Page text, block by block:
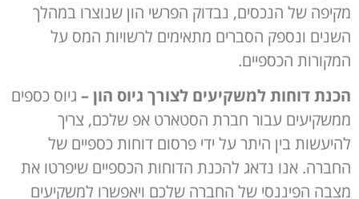
מקיפה של הנכסים, נבדוק הפרשי הון שנוצרו במהלך
השנים ונספק הסברים מתאימים לרשויות המס על
המקורות הכספיים.
הכנת דוחות למשקיעים לצורך גיוס הון – גיוס כספים
ממשקיעים עבור חברת הסטארט אפ שלכם, צריך
להיעשות בין היתר על ידי פרסום דוחות כספיים של
החברה. אנו נדאג להכנת הדוחות הכספיים שיפרטו את
מצבה הפיננסי של החברה שלכם ויאפשרו למשקיעים